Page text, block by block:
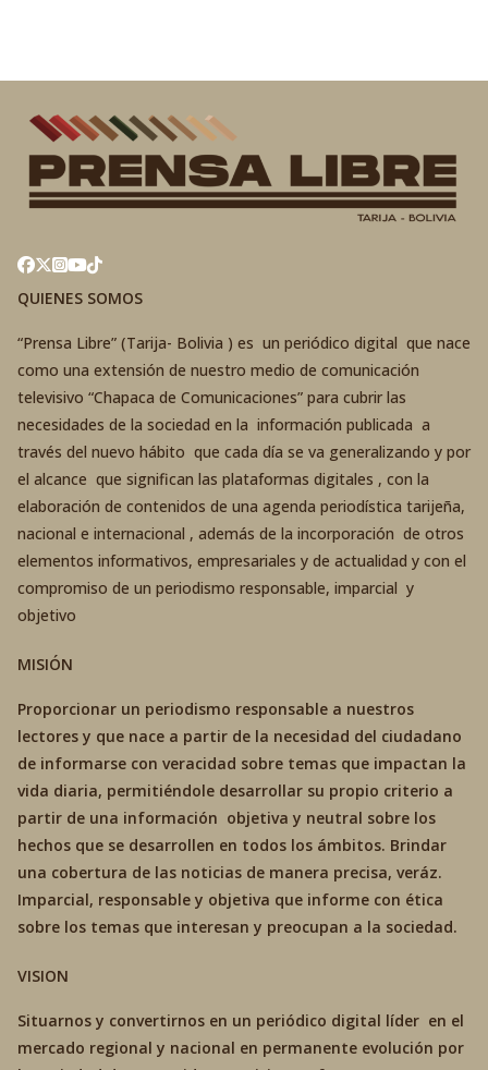
QUIENES SOMOS
“Prensa Libre” (Tarija- Bolivia ) es un periódico digital que nace
como una extensión de nuestro medio de comunicación
televisivo “Chapaca de Comunicaciones” para cubrir las
necesidades de la sociedad en la información publicada a
través del nuevo hábito que cada día se va generalizando y por
el alcance que significan las plataformas digitales , con la
elaboración de contenidos de una agenda periodística tarijeña,
nacional e internacional , además de la incorporación de otros
elementos informativos, empresariales y de actualidad y con el
compromiso de un periodismo responsable, imparcial y
objetivo
MISIÓN
Proporcionar un periodismo responsable a nuestros
lectores y que nace a partir de la necesidad del ciudadano
de informarse con veracidad sobre temas que impactan la
vida diaria, permitiéndole desarrollar su propio criterio a
partir de una información objetiva y neutral sobre los
hechos que se desarrollen en todos los ámbitos. Brindar
una cobertura de las noticias de manera precisa, veráz.
Imparcial, responsable y objetiva que informe con ética
sobre los temas que interesan y preocupan a la sociedad.
VISION
Situarnos y convertirnos en un periódico digital líder en el
mercado regional y nacional en permanente evolución por